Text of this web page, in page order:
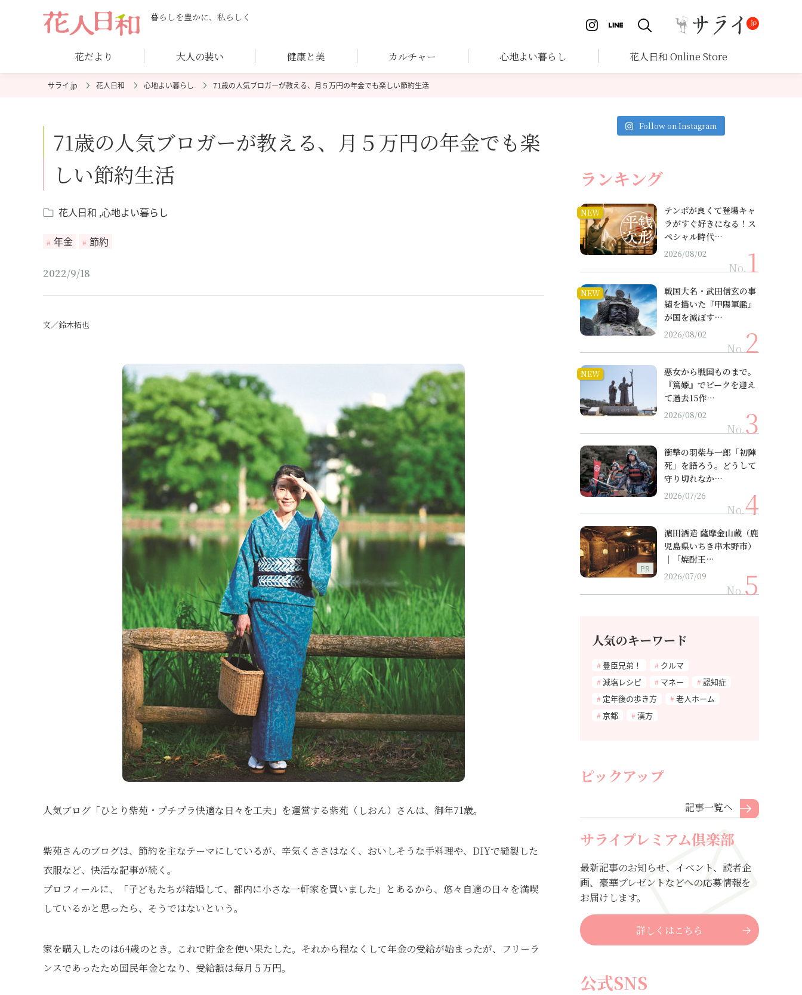
暮らしを豊かに、私らしく
花だより 大人の装い 健康と美 カルチャー 心地よい暮らし 花人日和 Online Store
花人日和 心地よい暮らし 71歳の人気ブロガーが教える、月５万円の年金でも楽しい節約生活
71歳の人気ブロガーが教える、月５万円の年金でも楽
しい節約生活
花人日和 心地よい暮らし
年金 節約
2022/9/18
文／鈴木拓也
人気ブログ「ひとり紫苑・プチプラ快適な日々を工夫」を運営する紫苑（しおん）さんは、御年71歳。
紫苑さんのブログは、節約を主なテーマにしているが、辛気くささはなく、おいしそうな手料理や、DIYで縫製した
衣服など、快活な記事が続く。
プロフィールに、「子どもたちが結婚して、都内に小さな一軒家を買いました」とあるから、悠々自適の日々を満喫
しているかと思ったら、そうではないという。
家を購入したのは64歳のとき。これで貯金を使い果たした。それから程なくして年金の受給が始まったが、フリーラ
ンスであったため国民年金となり、受給額は毎月５万円。
Follow on Instagram
ランキング
NEW
テンポが良くて登場キャ
ラがすぐ好きになる！ス
ペシャル時代…
2026/08/02
No.
NEW
戦国大名・武田信玄の事
績を描いた『甲陽軍鑑』
が国を滅ぼす…
2026/08/02
No.
NEW
悪女から戦国ものまで。
『篤姫』でピークを迎え
て過去15作…
2026/08/02
No.
衝撃の羽柴与一郎「初陣
死」を語ろう。どうして
守り切れなか…
2026/07/26
No.
PR
濵田酒造 薩摩金山蔵（鹿
児島県いちき串木野市）
｜「焼酎王…
2026/07/09
No.
人気のキーワード
豊臣兄弟！
クルマ
減塩レシピ
マネー
認知症
定年後の歩き方
老人ホーム
京都
漢方
ピックアップ
記事一覧へ
サライプレミアム倶楽部
最新記事のお知らせ、イベント、読者企
画、豪華プレゼントなどへの応募情報を
お届けします。
詳しくはこちら
公式SNS